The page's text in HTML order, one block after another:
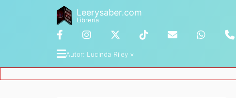
Leerysaber.com
Librería
Autor: Lucinda Riley ×